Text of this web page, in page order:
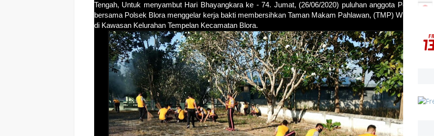
Tengah, Untuk menyambut Hari Bhayangkara ke - 74. Jumat, (26/06/2020) puluhan anggota Polres Blora
bersama Polsek Blora menggelar kerja bakti membersihkan Taman Makam Pahlawan, (TMP) Wira))
di Kawasan Kelurahan Tempelan Kecamatan Blora.